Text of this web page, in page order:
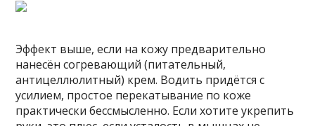
Эффект выше, если на кожу предварительно
нанесён согревающий (питательный,
антицеллюлитный) крем. Водить придётся с
усилием, простое перекатывание по коже
практически бессмысленно. Если хотите укрепить